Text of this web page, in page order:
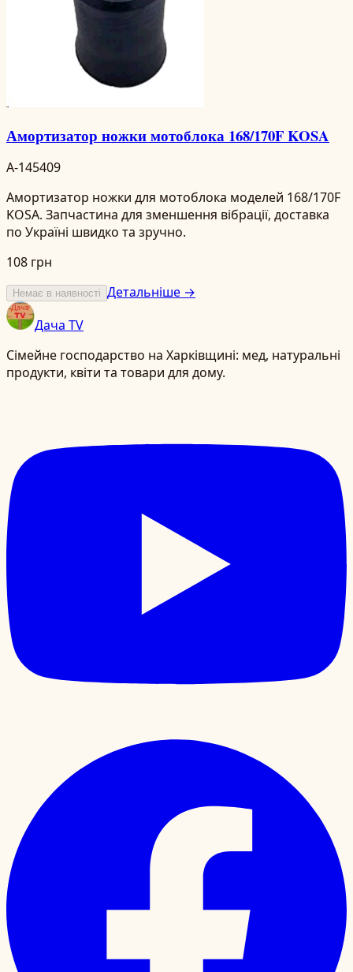
Амортизатор ножки мотоблока 168/170F KOSA
A-145409
Амортизатор ножки для мотоблока моделей 168/170F
KOSA. Запчастина для зменшення вібрації, доставка
по Україні швидко та зручно.
108 грн
Немає в наявності Детальніше →
Дача TV
Сімейне господарство на Харківщині: мед, натуральні
продукти, квіти та товари для дому.